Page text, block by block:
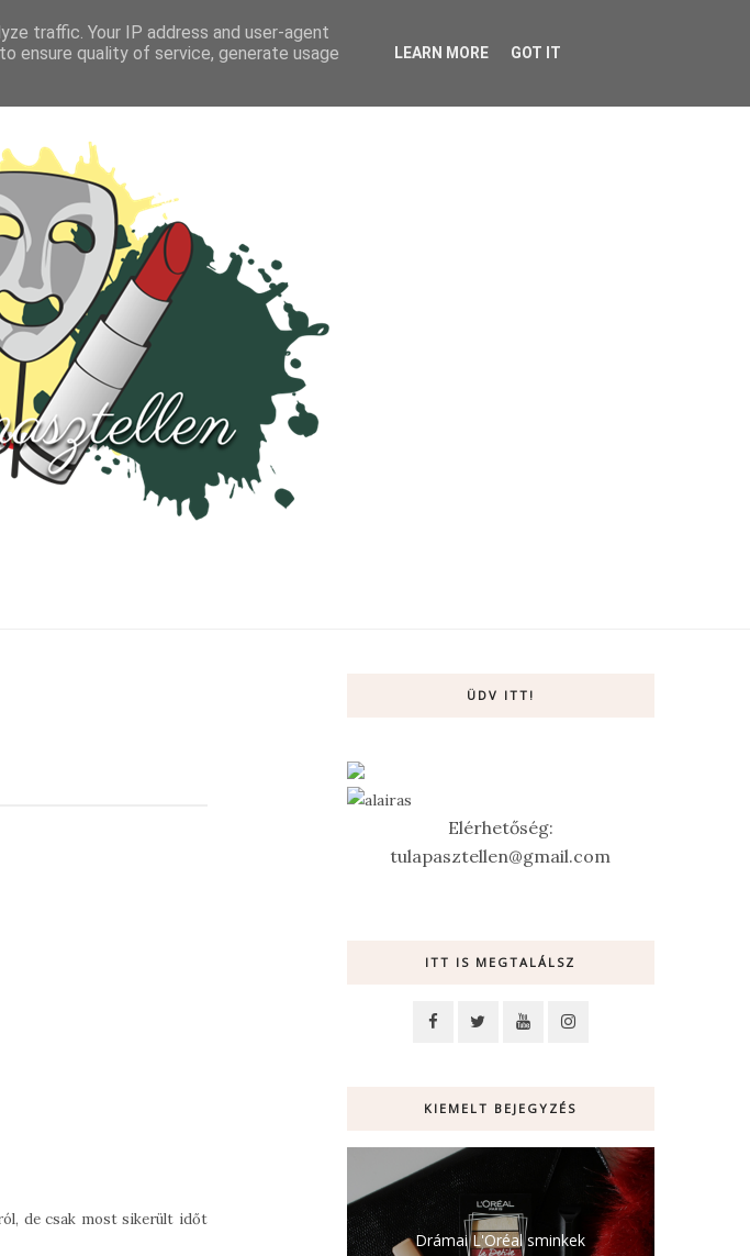
KULTÚRA VIDEÓ
de csak most sikerült időt
ÜDV ITT!
Elérhetőség:
tulapasztellen@gmail.com
ITT IS MEGTALÁLSZ
KIEMELT BEJEGYZÉS
Drámai L'Oréal sminkek
traffic. Your IP address and user-agent
ensure quality of service, generate usage
LEARN MORE GOT IT